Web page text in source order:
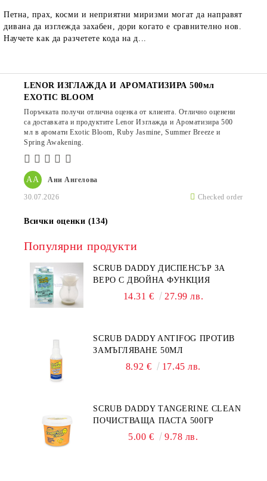
Петна, прах, косми и неприятни миризми могат да направят
дивана да изглежда захабен, дори когато е сравнително нов.
Научете как да разчетете кода на д...
АА Ани Ангелова
30.07.2026 Checked order
LENOR ИЗГЛАЖДА И АРОМАТИЗИРА 500мл
EXOTIC BLOOM
Поръчката получи отлична оценка от клиента. Отлично оценени
са доставката и продуктите Lenor Изглажда и Ароматизира 500
мл в аромати Exotic Bloom, Ruby Jasmine, Summer Breeze и
Spring Awakening.
Всички оценки (134)
Популярни продукти
SCRUB DADDY ДИСПЕНСЪР ЗА
ВЕРО С ДВОЙНА ФУНКЦИЯ
14.31 € 27.99 лв.
SCRUB DADDY ANTIFOG ПРОТИВ
ЗАМЪГЛЯВАНЕ 50МЛ
8.92 € 17.45 лв.
SCRUB DADDY TANGERINE CLEAN
ПОЧИСТВАЩА ПАСТА 500ГР
5.00 € 9.78 лв.